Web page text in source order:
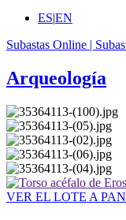
ES|EN
Subastas Online |
Arqueología
VER EL LOTE A